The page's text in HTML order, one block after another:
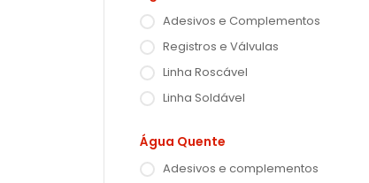
Adesivos e Complementos
Registros e Válvulas
Linha Roscável
Linha Soldável
Água Quente
Adesivos e complementos